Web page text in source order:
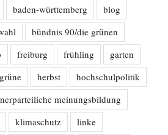
baden-württemberg
blog
bündnis 90/die grünen
freiburg frühling
garten
grüne herbst
hochschulpolitik
meinungsbildung
klimaschutz
linke